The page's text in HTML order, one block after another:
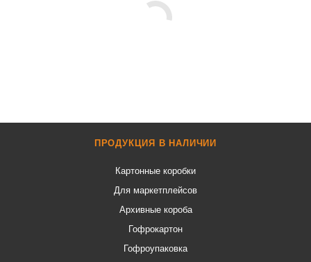
ПРОДУКЦИЯ В НАЛИЧИИ
Картонные коробки
Для маркетплейсов
Архивные короба
Гофрокартон
Гофроупаковка